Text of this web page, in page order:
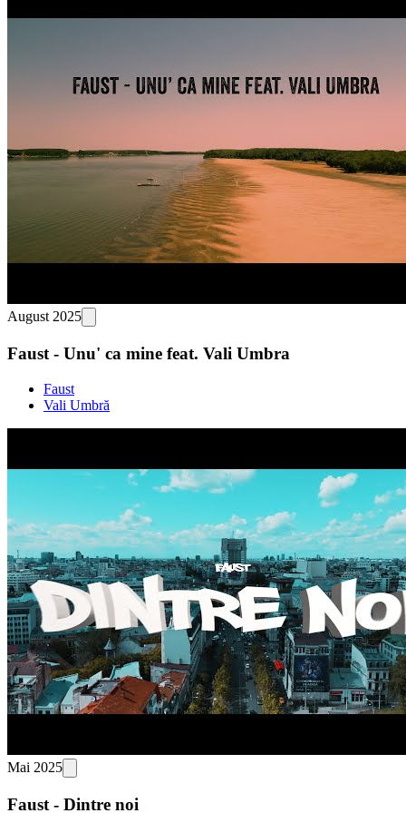
August 2025
Faust - Unu' ca mine feat. Vali Umbra
Faust
Vali Umbră
Mai 2025
Faust - Dintre noi